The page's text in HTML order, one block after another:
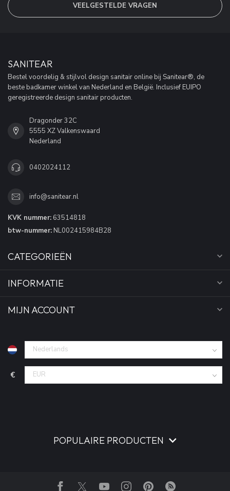
VEELGESTELDE VRAGEN
SANITEAR
Bestel voordelig & stijlvol design sanitair online bij Sanitear®, de
beste badkamer winkel van Nederland en België. Inclusief EUIPO
geregistreerde design sanitair producten.
Dragonder 32C
5555 XZ Valkenswaard
Nederland
0402024112
info@sanitear.nl
KVK nummer: 63514818
btw-nummer: NL002415984B28
CATEGORIEËN
INFORMATIE
MIJN ACCOUNT
€
POPULAIRE PRODUCTEN